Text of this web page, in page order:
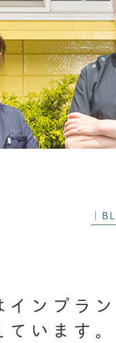
インプラ
ています